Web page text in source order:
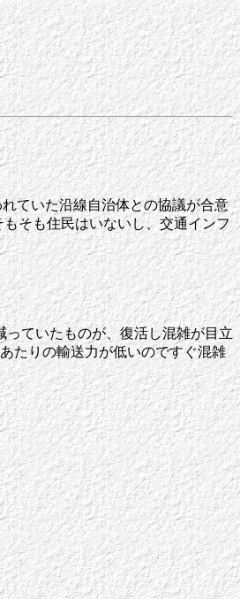
ていた沿線自治体との協議が合意
そも住民はいないし、交通インフ
ていたものが、復活し混雑が目立
たりの輸送力が低いのですぐ混雑